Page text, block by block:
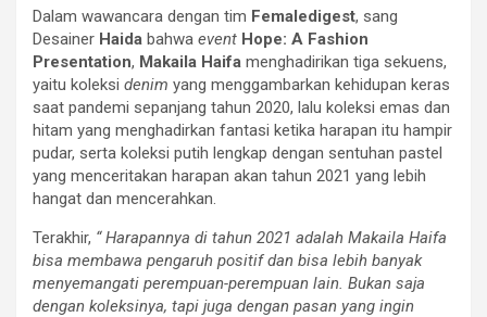
Dalam wawancara dengan tim Femaledigest, sang
Desainer Haida bahwa event Hope: A Fashion
Presentation, Makaila Haifa menghadirikan tiga sekuens,
yaitu koleksi denim yang menggambarkan kehidupan keras
saat pandemi sepanjang tahun 2020, lalu koleksi emas dan
hitam yang menghadirkan fantasi ketika harapan itu hampir
pudar, serta koleksi putih lengkap dengan sentuhan pastel
yang menceritakan harapan akan tahun 2021 yang lebih
hangat dan mencerahkan.
Terakhir, “ Harapannya di tahun 2021 adalah Makaila Haifa
bisa membawa pengaruh positif dan bisa lebih banyak
menyemangati perempuan-perempuan lain. Bukan saja
dengan koleksinya, tapi juga dengan pasan yang ingin